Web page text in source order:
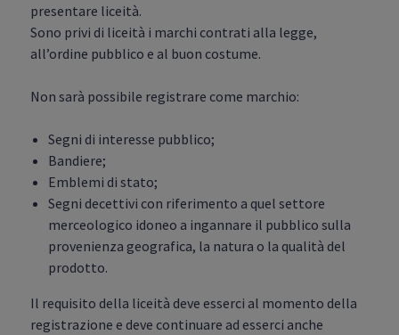
presentare liceità.
Sono privi di liceità i marchi contrati alla legge,
all’ordine pubblico e al buon costume.
Non sarà possibile registrare come marchio:
Segni di interesse pubblico;
Bandiere;
Emblemi di stato;
Segni decettivi con riferimento a quel settore
merceologico idoneo a ingannare il pubblico sulla
provenienza geografica, la natura o la qualità del
prodotto.
Il requisito della liceità deve esserci al momento della
registrazione e deve continuare ad esserci anche